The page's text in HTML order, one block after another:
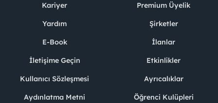
Kariyer
Yardım
E-Book
İletişime Geçin
Kullanıcı Sözleşmesi
Aydınlatma Metni
Premium Üyelik
Şirketler
İlanlar
Etkinlikler
Ayrıcalıklar
Öğrenci Kulüpleri